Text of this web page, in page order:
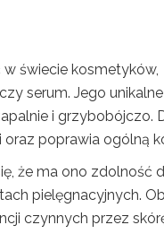
świecie kosmetyków,
serum. Jego unikalne
i grzybobójczo.
oraz poprawia ogólną
że ma ono zdolność
pielęgnacyjnych.
czynnych przez